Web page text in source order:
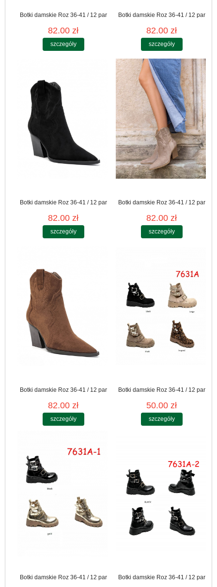
Botki damskie Roz 36-41 / 12 par
82.00 zł
szczegóły
Botki damskie Roz 36-41 / 12 par
82.00 zł
szczegóły
Botki damskie Roz 36-41 / 12 par
82.00 zł
szczegóły
Botki damskie Roz 36-41 / 12 par
82.00 zł
szczegóły
Botki damskie Roz 36-41 / 12 par
82.00 zł
szczegóły
Botki damskie Roz 36-41 / 12 par
50.00 zł
szczegóły
Botki damskie Roz 36-41 / 12 par Botki damskie Roz 36-41 / 12 par